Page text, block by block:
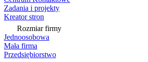
Zadania i projekty
Kreator stron
Rozmiar firmy
Jednoosobowa
Mała firma
Przedsiębiorstwo